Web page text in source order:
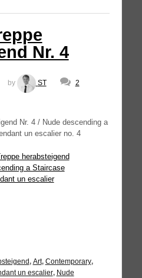
Nr. 4
by ST
2
Nr. 4 / Nude des­cen­ding a
un esca­lier no. 4
herabsteigend
a Staircase
un escalier
, Art, Contemporary,
un escalier, Nude